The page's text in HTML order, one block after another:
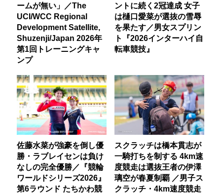
ームが無い」／The
UCI/WCC Regional
Development Satellite,
Shuzenji/Japan 2026年
第1回トレーニングキャ
ンプ
ントに続く2冠達成 女子
は樋口愛菜が選抜の雪辱
を果たす／男女スプリン
ト『2026インターハイ自
転車競技』
佐藤水菜が強豪を倒し優
勝・ラブレイセンは負け
なしの完全優勝／『競輪
ワールドシリーズ2026』
第6ラウンド たちかわ競
スクラッチは橋本貫志が
一騎打ちを制する 4km速
度競走は選抜王者の伊澤
璃空が春夏制覇 ／男子ス
クラッチ・4km速度競走